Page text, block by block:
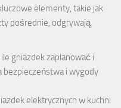
elementy, takie jak
pośrednie, odgrywają
gniazdek zaplanować i
bezpieczeństwa i wygody
elektrycznych w kuchni